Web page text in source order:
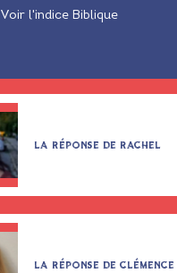
Voir l'indice Biblique
LA RÉPONSE DE RACHEL
LA RÉPONSE DE CLÉMENCE